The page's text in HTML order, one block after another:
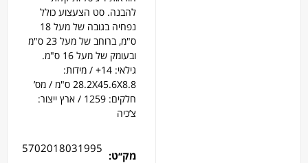
להבנה. סט הצעצוע כולל
נפחיה בגובה של מעל 18
ס"מ, ברוחב של מעל 23 ס"מ
ובעומק של מעל 16 ס"מ.
גילאי: 14+ / מידות:
28.2X45.6X8.8 ס"מ / מס’
חלקים: 1259 / ארץ ייצור:
צ’כיה
מק׳׳ט:
5702018031995